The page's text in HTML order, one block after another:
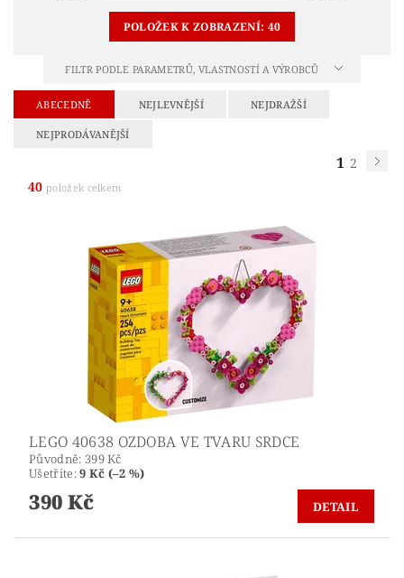
POLOŽEK K ZOBRAZENÍ: 40
FILTR PODLE PARAMETRŮ, VLASTNOSTÍ A VÝROBCŮ
ABECEDNĚ NEJLEVNĚJŠÍ NEJDRAŽŠÍ
NEJPRODÁVANĚJŠÍ
1 2
40 položek celkem
LEGO 40638 OZDOBA VE TVARU SRDCE
Původně: 399 Kč
Ušetříte:9 Kč (–2 %)
390 Kč DETAIL